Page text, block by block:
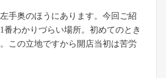
手奥のほうにあります。今回ご紹
番わかりづらい場所。初めてのとき
この立地ですから開店当初は苦労